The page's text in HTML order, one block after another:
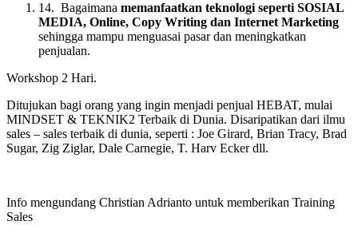
14. Bagaimana memanfaatkan teknologi seperti SOSIAL
MEDIA, Online, Copy Writing dan Internet Marketing
sehingga mampu menguasai pasar dan meningkatkan
penjualan.
Workshop 2 Hari.
Ditujukan bagi orang yang ingin menjadi penjual HEBAT, mulai
MINDSET & TEKNIK2 Terbaik di Dunia. Disaripatikan dari ilmu
sales – sales terbaik di dunia, seperti : Joe Girard, Brian Tracy, Brad
Sugar, Zig Ziglar, Dale Carnegie, T. Harv Ecker dll.
Info mengundang Christian Adrianto untuk memberikan Training
Sales